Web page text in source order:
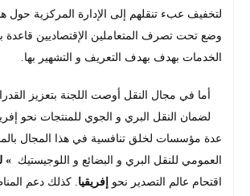
لتخفيف عبء تنقلهم إلى الإدارة المركزية حول
وضع تحت تصرف المتعاملين الإقتصاديين قاعدة
الخدمات بهدف بهدف التعريف و التشهير بها.
أما في مجال النقل أوصت اللجنة بتعزيز
لضمان النقل البري و الجوي للمنتجات نحو
عدة مؤسسات لخلق تنافسية في هذا المجال
العمومي للنقل البري و البضائع و اللوجيستيك »
اقتحام عالم التصدير نحو إفريقيا . كذلك دعم